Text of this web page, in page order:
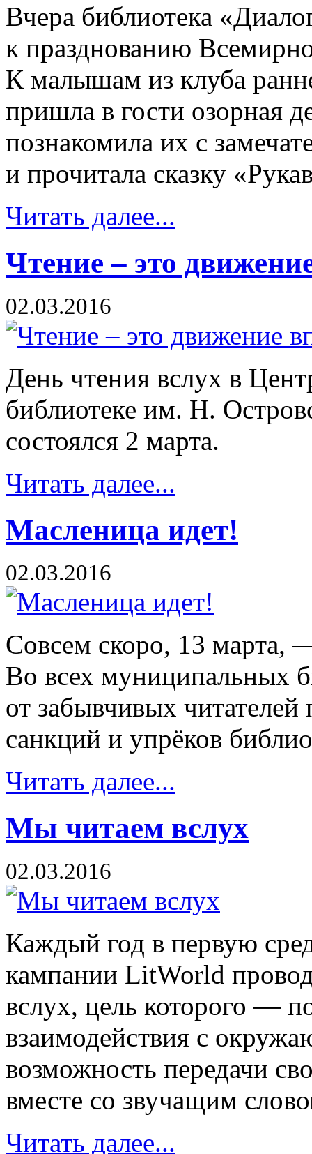
Вчера библиотека
к празднованию
К малышам из клуба
пришла в гости озорная
познакомила их с
и прочитала сказку
Читать далее...
Чтение – это
02.03.2016
День чтения вслух в
библиотеке им. Н.
состоялся 2 марта.
Читать далее...
Масленица идет!
02.03.2016
Совсем скоро, 13 марта,
Во всех муниципальных
от забывчивых
санкций и упрёков
Читать далее...
Мы читаем вслух
02.03.2016
Каждый год в первую
кампании LitWorld
вслух, цель которого —
взаимодействия с
возможность передачи
вместе со звучащим
Читать далее...